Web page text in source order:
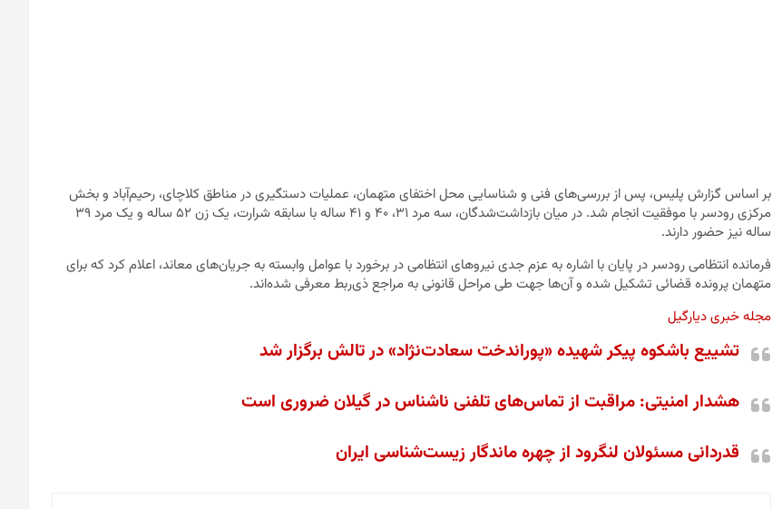
بر اساس گزارش پلیس، پس از بررسی‌های فنی و شناسایی محل اختفای متهمان، عملیات دستگیری در مناطق کلاچای، رحیم‌آباد و بخش
مرکزی رودسر با موفقیت انجام شد. در میان بازداشت‌شدگان، سه مرد ۳۱، ۴۰ و ۴۱ ساله با سابقه شرارت، یک زن ۵۲ ساله و یک مرد ۳۹
ساله نیز حضور دارند.
فرمانده انتظامی رودسر در پایان با اشاره به عزم جدی نیروهای انتظامی در برخورد با عوامل وابسته به جریان‌های معاند، اعلام کرد که برای
متهمان پرونده قضائی تشکیل شده و آن‌ها جهت طی مراحل قانونی به مراجع ذی‌ربط معرفی شده‌اند.
مجله خبری دیارگیل
تشییع باشکوه پیکر شهیده «پوراندخت سعادت‌نژاد» در تالش برگزار شد
هشدار امنیتی: مراقبت از تماس‌های تلفنی ناشناس در گیلان ضروری است
قدردانی مسئولان لنگرود از چهره ماندگار زیست‌شناسی ایران